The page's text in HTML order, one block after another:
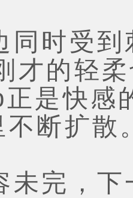
受到刺
才的轻
是快感
不断扩散
，下